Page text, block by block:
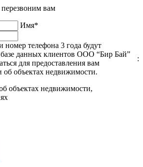
вам
Имя*
телефона 3 года будут
базе данных клиентов ООО “Бир Бай”
для предоставления вам
объектах недвижимости.
:
объектах недвижимости,